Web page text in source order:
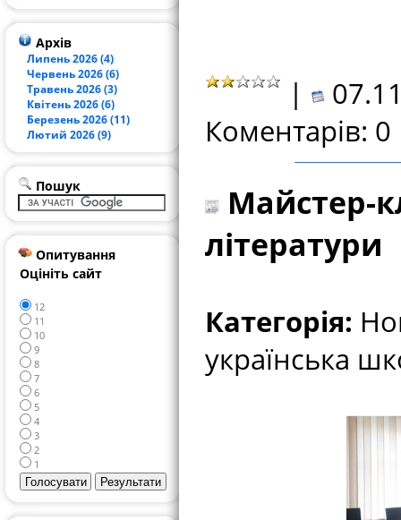
Архів
Липень 2026 (4)
Червень 2026 (6)
Травень 2026 (3)
Квітень 2026 (6)
Березень 2026 (11)
Лютий 2026 (9)
Пошук
Опитування
Оцініть сайт
12
11
10
9
8
7
6
5
4
3
2
1
|
Коментарів:
Майстер-
літератури
Категорія:
українська